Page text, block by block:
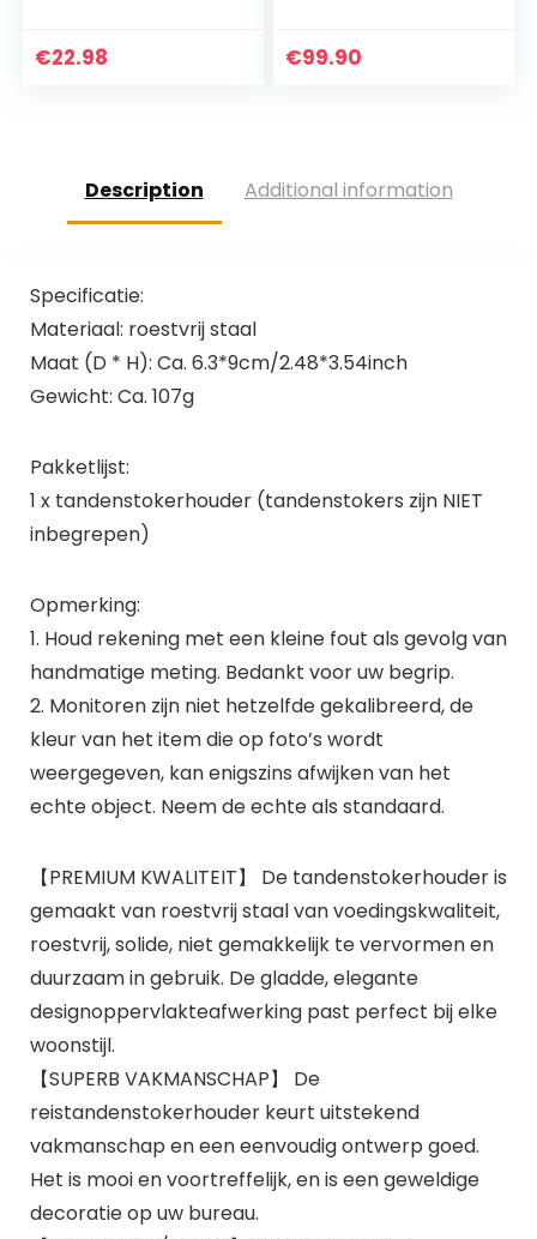
Tandenstokerhoud
€22.98
met handvat, kits
€99.90
Description Additional information
Specificatie:
Materiaal: roestvrij staal
Maat (D * H): Ca. 6.3*9cm/2.48*3.54inch
Gewicht: Ca. 107g
Pakketlijst:
1 x tandenstokerhouder (tandenstokers zijn NIET
inbegrepen)
Opmerking:
1. Houd rekening met een kleine fout als gevolg van
handmatige meting. Bedankt voor uw begrip.
2. Monitoren zijn niet hetzelfde gekalibreerd, de
kleur van het item die op foto’s wordt
weergegeven, kan enigszins afwijken van het
echte object. Neem de echte als standaard.
【PREMIUM KWALITEIT】 De tandenstokerhouder is
gemaakt van roestvrij staal van voedingskwaliteit,
roestvrij, solide, niet gemakkelijk te vervormen en
duurzaam in gebruik. De gladde, elegante
designoppervlakteafwerking past perfect bij elke
woonstijl.
【SUPERB VAKMANSCHAP】 De
reistandenstokerhouder keurt uitstekend
vakmanschap en een eenvoudig ontwerp goed.
Het is mooi en voortreffelijk, en is een geweldige
decoratie op uw bureau.